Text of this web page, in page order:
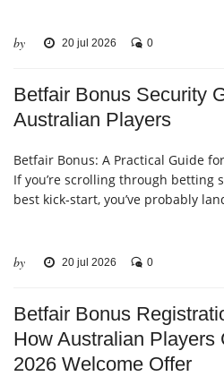
by 20 jul 2026 0
Betfair Bonus Security
Australian Players
Betfair Bonus: A Practical Guide
If you’re scrolling through betting
best kick‑start, you’ve probably
by 20 jul 2026 0
Betfair Bonus
How Australian Players
2026 Welcome Offer